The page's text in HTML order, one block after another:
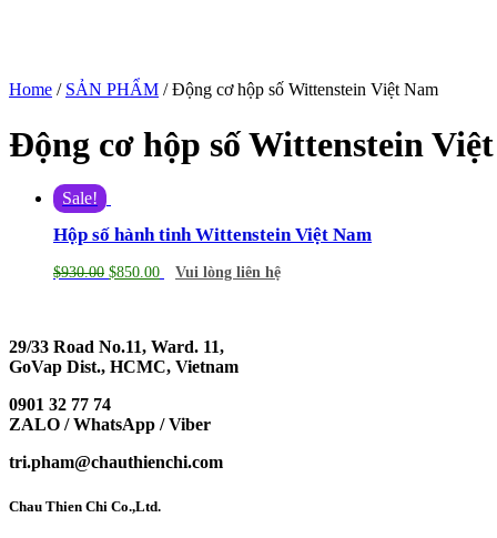
Home / SẢN PHẨM / Động cơ hộp số Wittenstein Việt Nam
Động cơ hộp số Wittenstein
Sale!
Hộp số hành tinh Wittenstein Việt Nam
$930.00 $850.00 Vui lòng liên hệ
29/33 Road No.11, Ward. 11,
GoVap Dist., HCMC, Vietnam
0901 32 77 74
ZALO / WhatsApp / Viber
tri.pham@chauthienchi.com
Chau Thien Chi Co.,Ltd.